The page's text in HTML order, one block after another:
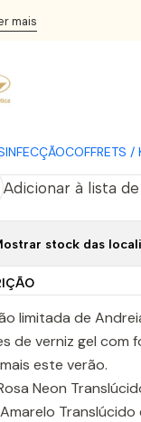
COFFRETS /
mais
Tropical Fiesta - 6
-
Adicionar à lista
stock das
limitada de
de verniz gel com
este verão.
Neon